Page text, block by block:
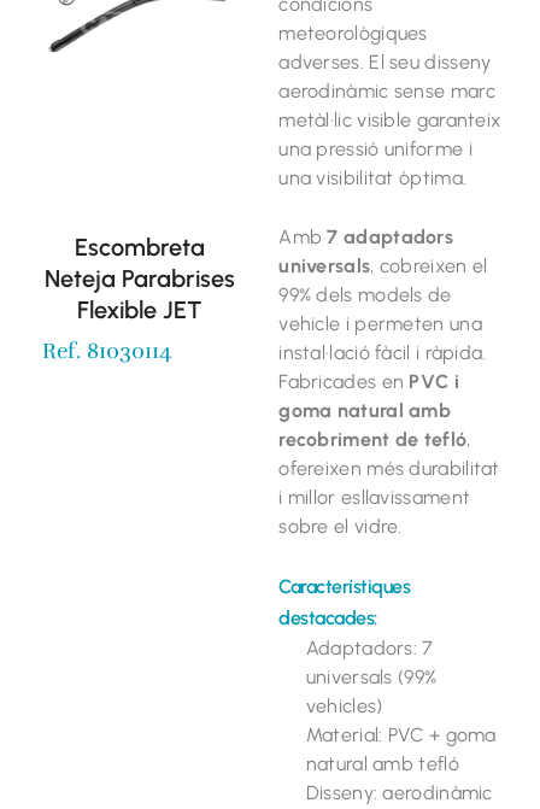
Escombreta
Neteja Parabrises
Flexible JET
Ref. 81030114
meteorològiques
adverses. El seu disseny
aerodinàmic sense marc
metàl·lic visible garanteix
una pressió uniforme i
una visibilitat òptima.
Amb7 adaptadors
universals, cobreixen el
99% dels models de
vehicle i permeten una
instal·lació fàcil i ràpida.
Fabricades en PVC i
goma natural amb
recobriment de tefló,
ofereixen més durabilitat
i millor esllavissament
sobre el vidre.
Característiques
destacades:
Adaptadors: 7
universals (99%
vehicles)
Material: PVC + goma
natural amb tefló
Disseny: aerodinàmic